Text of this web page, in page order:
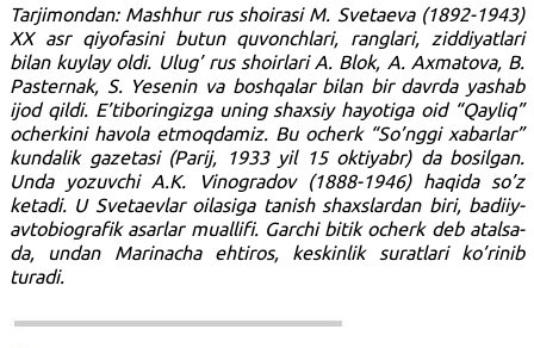
Tarjimondan: Mashhur rus shoirasi M. Svetaeva (1892-1943)
XX asr qiyofasini butun quvonchlari, ranglari, ziddiyatlari
bilan kuylay oldi. Ulug’ rus shoirlari A. Blok, A. Axmatova, B.
Pasternak, S. Yesenin va boshqalar bilan bir davrda yashab
ijod qildi. E’tiboringizga uning shaxsiy hayotiga oid “Qayliq”
ocherkini havola etmoqdamiz. Bu ocherk “So’nggi xabarlar”
kundalik gazetasi (Parij, 1933 yil 15 oktiyabr) da bosilgan.
Unda yozuvchi A.K. Vinogradov (1888-1946) haqida so’z
ketadi. U Svetaevlar oilasiga tanish shaxslardan biri, badiiy-
avtobiografik asarlar muallifi. Garchi bitik ocherk deb atalsa-
da, undan Marinacha ehtiros, keskinlik suratlari ko’rinib
turadi.